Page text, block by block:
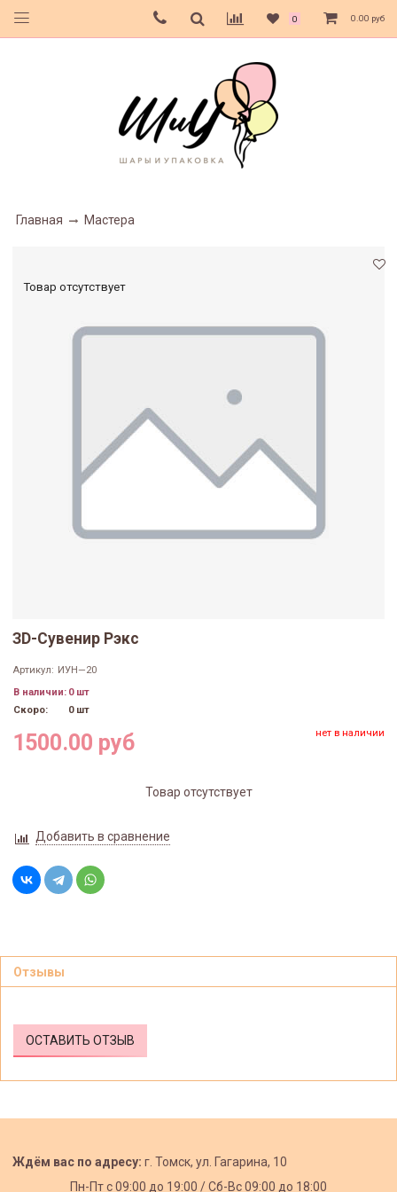
0 0.00 руб
Главная Мастера
Товар отсутствует
ЗD-Сувенир Рэкс
Артикул: ИУН—20
В наличии: 0 шт
Скоро:
0 шт
1500.00 руб нет в наличии
Товар отсутствует
Добавить в сравнение
Отзывы
ОСТАВИТЬ ОТЗЫВ
Ждём вас по адресу: г. Томск, ул. Гагарина, 10
Пн-Пт с09:00 до 19:00 /Сб-Вс 09:00 до 18:00